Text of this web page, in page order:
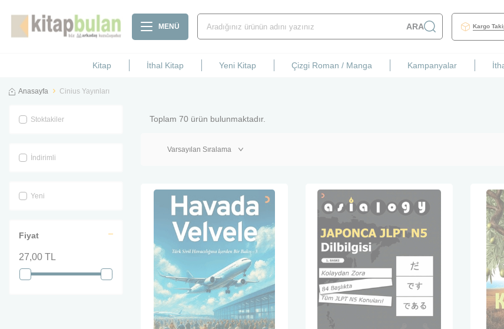
MENÜ ARA Kargo
Kitap İthal Kitap Yeni Kitap Çizgi Roman / Manga Kampanyalar
Anasayfa Cinius Yayınları
Stoktakiler
İndirimli
Yeni
Fiyat
27,00 TL
Toplam 70 ürün bulunmaktadır.